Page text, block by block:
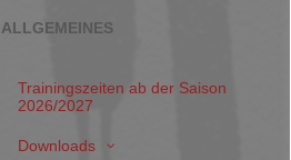
ALLGEMEINES
Trainingszeiten ab der Saison
2026/2027
Downloads